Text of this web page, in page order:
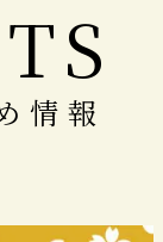
情報